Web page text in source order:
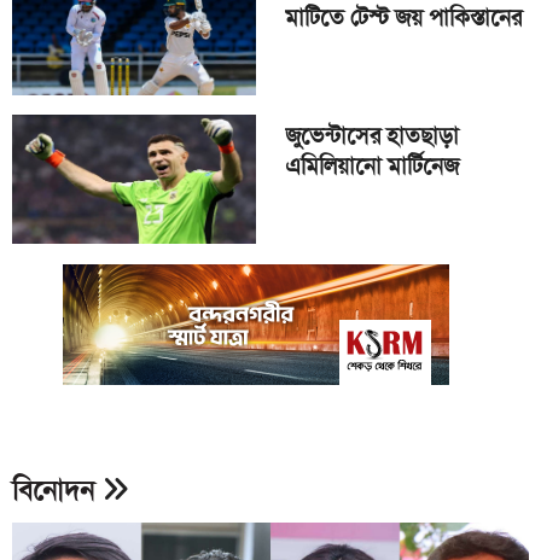
মাটিতে টেস্ট জয় পাকিস্তানের
জুভেন্টাসের হাতছাড়া
এমিলিয়ানো মার্টিনেজ
বিনোদন